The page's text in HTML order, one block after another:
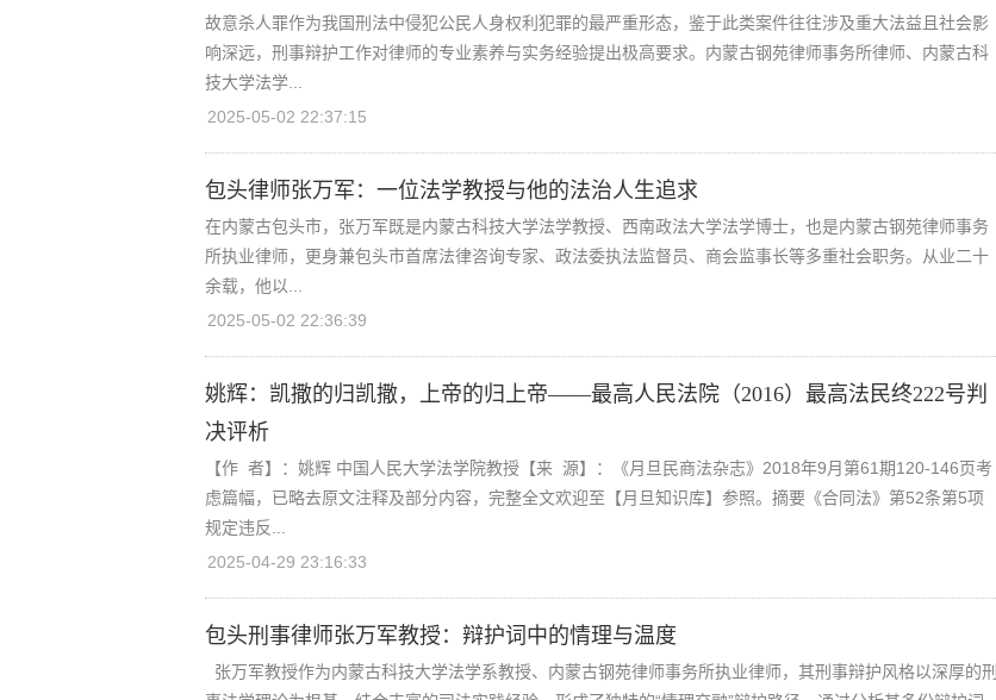
故意杀人罪作为我国刑法中侵犯公民人身权利犯罪的最严重形态，鉴于此类案件往往涉及重大法益且社会影
响深远，刑事辩护工作对律师的专业素养与实务经验提出极高要求。内蒙古钢苑律师事务所律师、内蒙古科
技大学法学...
2025-05-02 22:37:15
包头律师张万军：一位法学教授与他的法治人生追求
在内蒙古包头市，张万军既是内蒙古科技大学法学教授、西南政法大学法学博士，也是内蒙古钢苑律师事务
所执业律师，更身兼包头市首席法律咨询专家、政法委执法监督员、商会监事长等多重社会职务。从业二十
余载，他以...
2025-05-02 22:36:39
姚辉：凯撒的归凯撒，上帝的归上帝——最高人民法院（2016）最高法民终222号判
决评析
【作 者】：姚辉 中国人民大学法学院教授【来 源】：《月旦民商法杂志》2018年9月第61期120-146页考
虑篇幅，已略去原文注释及部分内容，完整全文欢迎至【月旦知识库】参照。摘要《合同法》第52条第5项
规定违反...
2025-04-29 23:16:33
包头刑事律师张万军教授：辩护词中的情理与温度
张万军教授作为内蒙古科技大学法学系教授、内蒙古钢苑律师事务所执业律师，其刑事辩护风格以深厚的刑